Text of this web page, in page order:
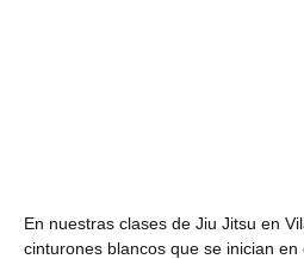
En nuestras clases de Jiu Jitsu en
cinturones blancos que se inician